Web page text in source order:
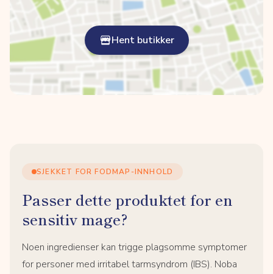
Hent butikker
SJEKKET FOR FODMAP-INNHOLD
Passer dette produktet for en
sensitiv mage?
Noen ingredienser kan trigge plagsomme symptomer
for personer med irritabel tarmsyndrom (IBS). Noba